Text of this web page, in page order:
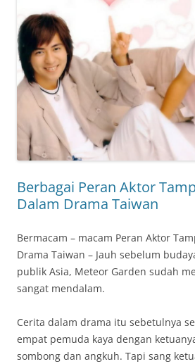
Berbagai Peran Aktor
Dalam Drama Taiwan
Bermacam – macam Peran Aktor
Drama Taiwan – Jauh sebelum
publik Asia, Meteor Garden sudah
sangat mendalam.
Cerita dalam drama itu sebetulnya
empat pemuda kaya dengan
sombong dan angkuh. Tapi sang